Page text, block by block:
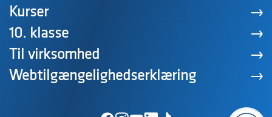
Kurser
10. klasse
Til virksomhed
Webtilgængelighedserklæring